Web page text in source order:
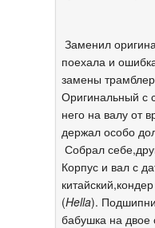
Заменил
поехала и
замены
Оригинальный с
него на валу от
держал особо
Собрал
Корпус и вал с
(Hella).
бабушка на двое